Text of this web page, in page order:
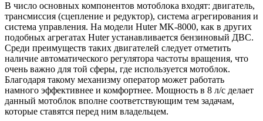
В число основных компонентов мотоблока входят: двигатель,
трансмиссия (сцепление и редуктор), система агрегирования и
система управления. На модели Huter MK-8000, как в других
подобных агрегатах Huter устанавливается бензиновый ДВС.
Среди преимуществ таких двигателей следует отметить
наличие автоматического регулятора частоты вращения, что
очень важно для той сферы, где используется мотоблок.
Благодаря такому механизму оператор может работать
намного эффективнее и комфортнее. Мощность в 8 л/с делает
данный мотоблок вполне соответствующим тем задачам,
которые ставятся перед ним владельцем.